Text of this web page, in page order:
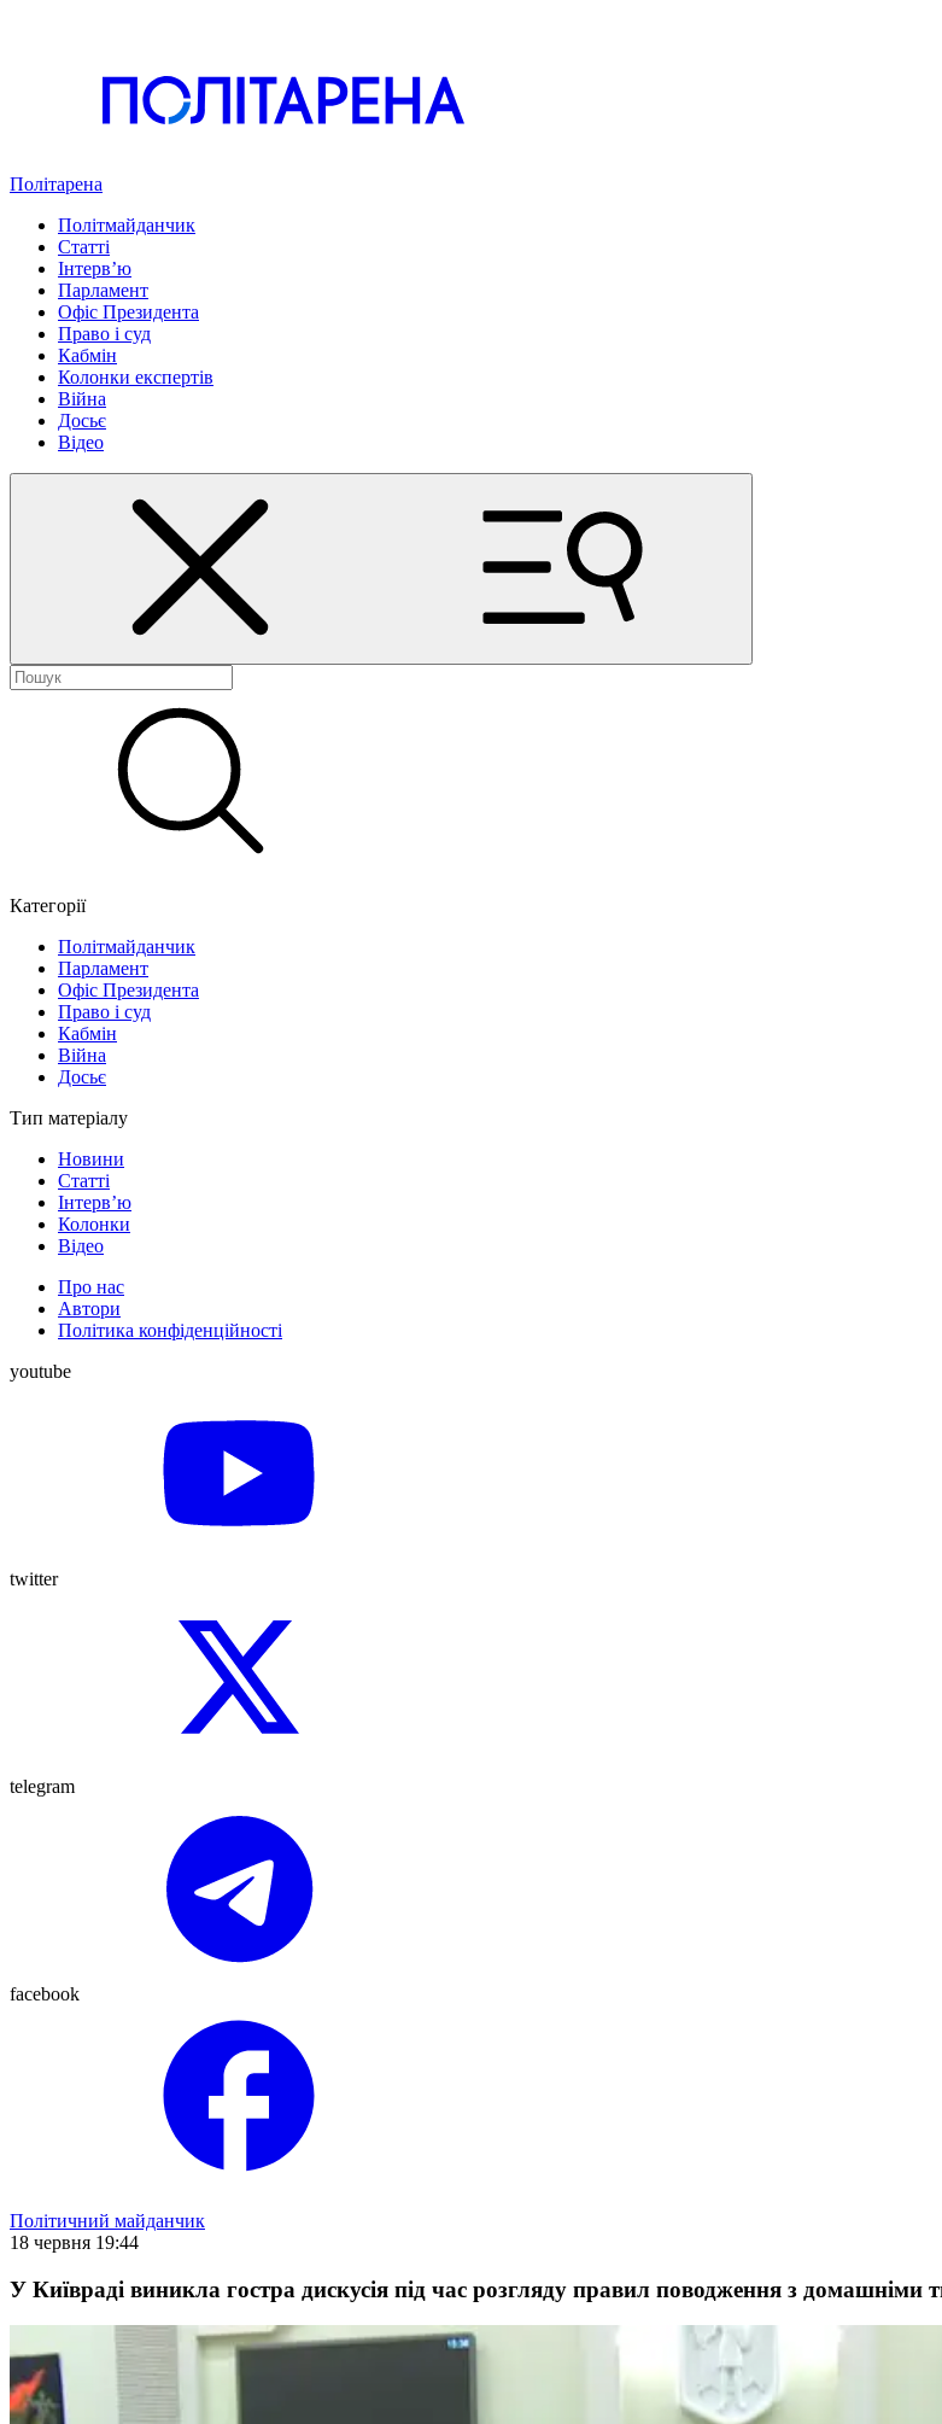
Політарена
Політмайданчик
Статті
Інтервʼю
Парламент
Офіс Президента
Право і суд
Кабмін
Колонки експертів
Війна
Досьє
Відео
Категорії
Політмайданчик
Парламент
Офіс Президента
Право і суд
Кабмін
Війна
Досьє
Тип матеріалу
Новини
Статті
Інтерв’ю
Колонки
Відео
Про нас
Автори
Політика конфіденційності
youtube
twitter
telegram
facebook
Політичний майданчик
18 червня 19:44
У Київраді виникла гостра дискусія під час розгляду правил поводження з домашніми